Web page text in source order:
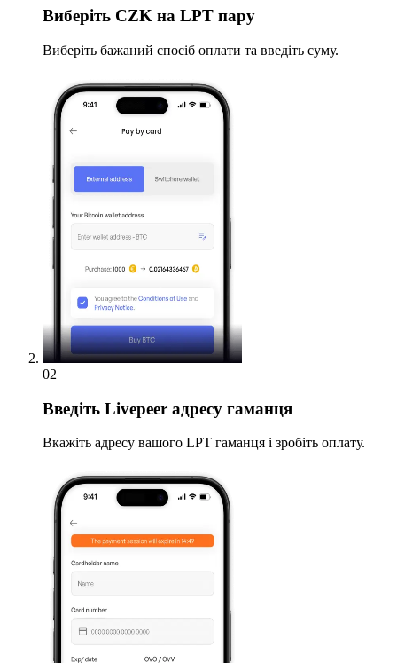
Виберіть CZK на LPT пару
Виберіть бажаний спосіб оплати та введіть суму.
02
Введіть Livepeer адресу гаманця
Вкажіть адресу вашого LPT гаманця і зробіть оплату.